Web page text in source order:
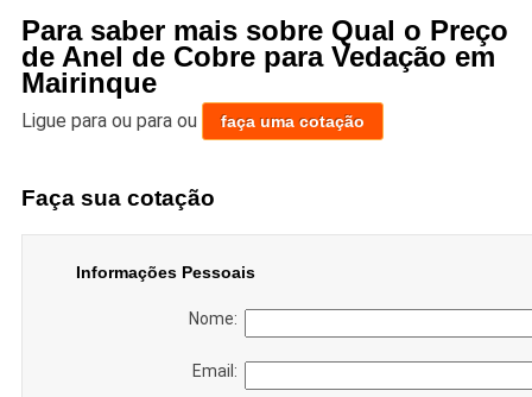
Para saber mais sobre Qual o Preço
de Anel de Cobre para Vedação em
Mairinque
Ligue para ou para ou faça uma cotação
Faça sua cotação
Informações Pessoais
Nome:
Email: